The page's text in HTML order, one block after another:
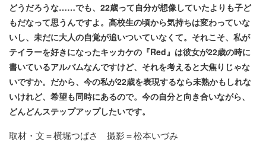
どうだろうな……でも、22歳って自分が想像していたよりも子ど
もだなって思うんですよ。高校生の頃から気持ちは変わっていな
いし、未だに大人の自覚が追いついていなくて。それこそ、私が
テイラーを好きになったキッカケの『Red』は彼女が22歳の時に
書いているアルバムなんですけど、それを考えると大焦りじゃな
いですか。だから、今の私が22歳を表現するなら未熟かもしれな
いけれど、希望も同時にあるので。今の自分と向き合いながら、
どんどんステップアップしたいです。
取材・文＝横堀つばさ 撮影＝松本いづみ